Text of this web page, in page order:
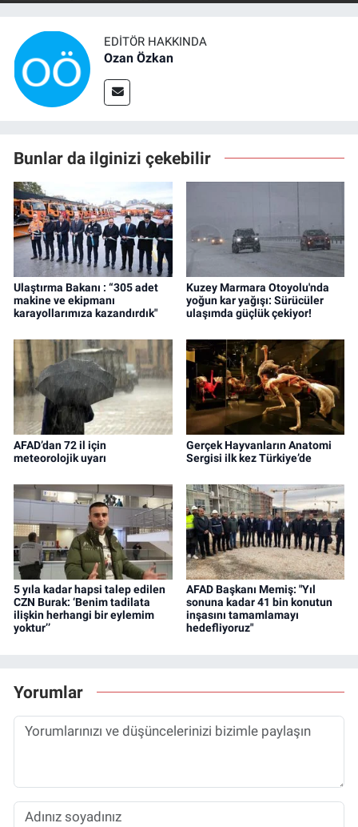
EDITÖR HAKKINDA
Ozan Özkan
Bunlar da ilginizi çekebilir
Ulaştırma Bakanı : “305 adet
makine ve ekipmanı
karayollarımıza kazandırdık"
Kuzey Marmara Otoyolu'nda
yoğun kar yağışı: Sürücüler
ulaşımda güçlük çekiyor!
AFAD’dan 72 il için
meteorolojik uyarı
Gerçek Hayvanların Anatomi
Sergisi ilk kez Türkiye’de
5 yıla kadar hapsi talep edilen
CZN Burak: ‘Benim tadilata
ilişkin herhangi bir eylemim
yoktur’’
AFAD Başkanı Memiş: "Yıl
sonuna kadar 41 bin konutun
inşasını tamamlamayı
hedefliyoruz"
Yorumlar